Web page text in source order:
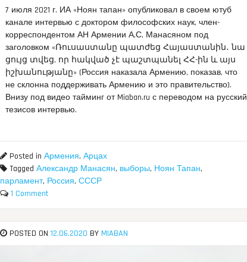
7 июля 2021 г. ИА «Ноян тапан» опубликовал в своем ютуб
канале интервью с доктором философских наук, член-
корреспондентом АН Армении А,С, Манасяном под
заголовком «Ռուսաստանը պատժեց Հայաստանին․ նա
ցույց տվեց, որ հակված չէ պաշտպանել ՀՀ-ին և այս
իշխանությանը» (Россия наказала Армению, показав, что
не склонна поддерживать Армению и это правительство).
Внизу под видео тайминг от Miaban.ru с переводом на русский
тезисов интервью.
Posted in Армения, Арцах
Tagged Александр Манасян, выборы, Ноян Тапан,
парламент, Россия, СССР
1 Comment
POSTED ON 12.06.2020 BY MIABAN